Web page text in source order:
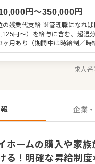
徹底的に守り抜く、工場内の
物を最高の品質でお客様へ届け
業務にも携わっていただきま
の定期的な清掃、消毒作業の
で厳格に守られているかをチェ
し次へ繋げる、日報作
事務作業】 その日の加工実績や
単な文字入力ができればサクサ
。こちらも現場を陰から支える
円〜350,000円
残業代支給 ※管理職になれば
円～）を給与に含む。超過
ヶ月あり（期間中は時給制／時
求人番
企業
ホームの購入や家
る！明確な昇給制